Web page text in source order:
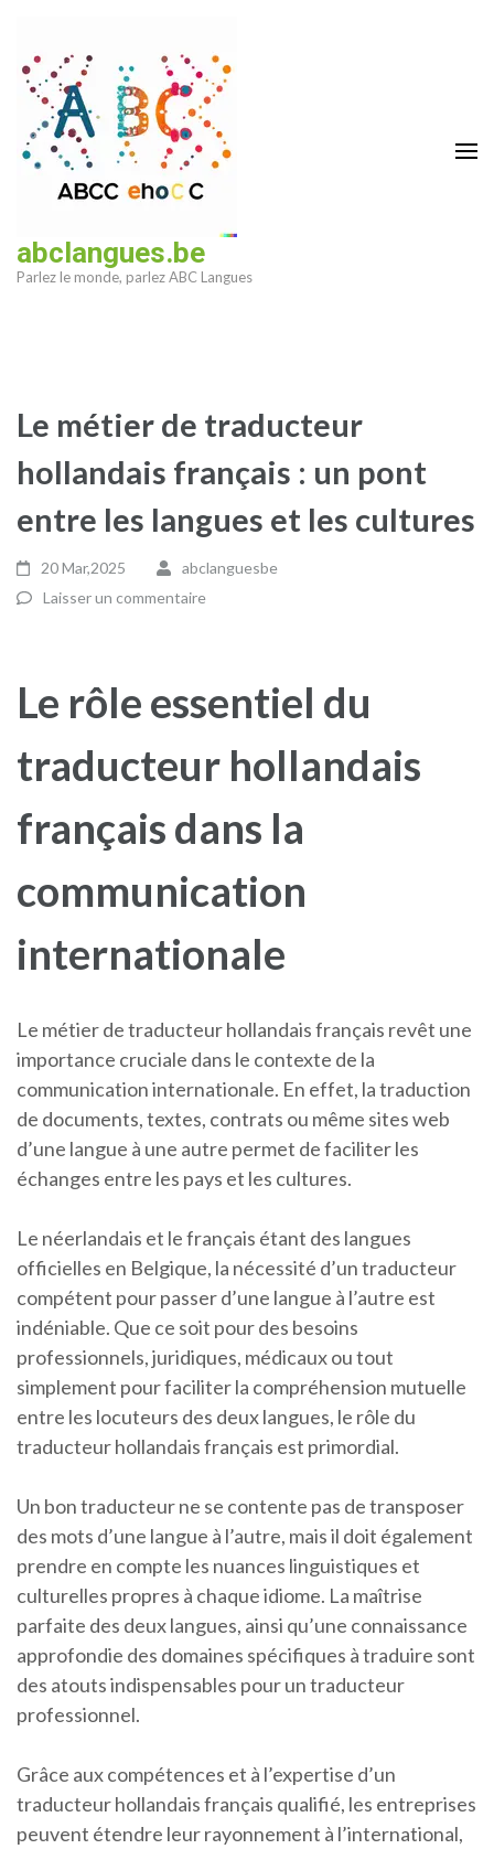
contenu
(Pressez
Entrée)
abclangues.be
Parlez le monde, parlez ABC Langues
Le métier de traducteur
hollandais français : un pont
entre les langues et les cultures
20 Mar,2025
abclanguesbe
Laisser un commentaire
Le rôle essentiel du
traducteur hollandais
français dans la
communication
internationale
Le métier de traducteur hollandais français revêt une
importance cruciale dans le contexte de la
communication internationale. En effet, la traduction
de documents, textes, contrats ou même sites web
d’une langue à une autre permet de faciliter les
échanges entre les pays et les cultures.
Le néerlandais et le français étant des langues
officielles en Belgique, la nécessité d’un traducteur
compétent pour passer d’une langue à l’autre est
indéniable. Que ce soit pour des besoins
professionnels, juridiques, médicaux ou tout
simplement pour faciliter la compréhension mutuelle
entre les locuteurs des deux langues, le rôle du
traducteur hollandais français est primordial.
Un bon traducteur ne se contente pas de transposer
des mots d’une langue à l’autre, mais il doit également
prendre en compte les nuances linguistiques et
culturelles propres à chaque idiome. La maîtrise
parfaite des deux langues, ainsi qu’une connaissance
approfondie des domaines spécifiques à traduire sont
des atouts indispensables pour un traducteur
professionnel.
Grâce aux compétences et à l’expertise d’un
traducteur hollandais français qualifié, les entreprises
peuvent étendre leur rayonnement à l’international,